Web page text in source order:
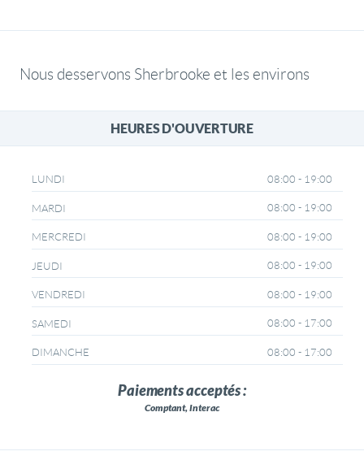
Nous desservons Sherbrooke et les environs
HEURES D'OUVERTURE
LUNDI 08:00 - 19:00
MARDI 08:00 - 19:00
MERCREDI 08:00 - 19:00
JEUDI 08:00 - 19:00
VENDREDI 08:00 - 19:00
SAMEDI 08:00 - 17:00
DIMANCHE 08:00 - 17:00
Paiements acceptés :
Comptant, Interac